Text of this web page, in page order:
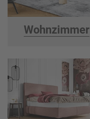
Wohnzimmer